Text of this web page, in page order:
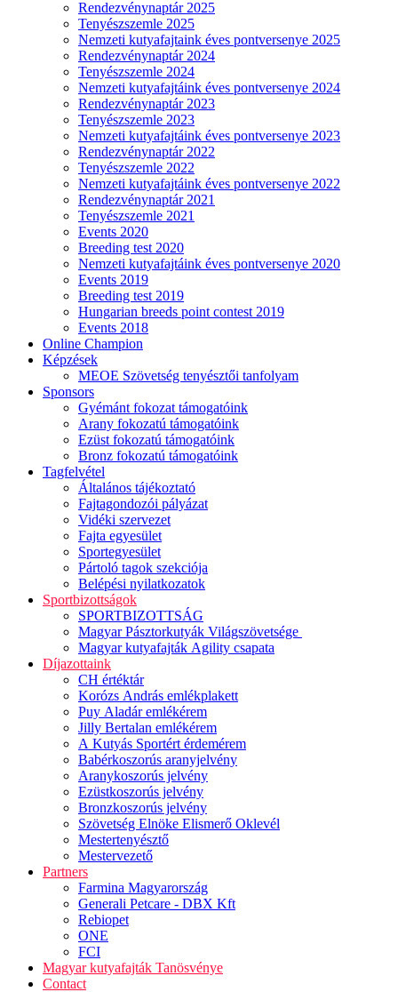
Rendezvénynaptár 2025
Tenyészszemle 2025
Nemzeti kutyafajtaink éves pontversenye 2025
Rendezvénynaptár 2024
Tenyészszemle 2024
Nemzeti kutyafajtáink éves pontversenye 2024
Rendezvénynaptár 2023
Tenyészszemle 2023
Nemzeti kutyafajtáink éves pontversenye 2023
Rendezvénynaptár 2022
Tenyészszemle 2022
Nemzeti kutyafajtáink éves pontversenye 2022
Rendezvénynaptár 2021
Tenyészszemle 2021
Events 2020
Breeding test 2020
Nemzeti kutyafajtáink éves pontversenye 2020
Events 2019
Breeding test 2019
Hungarian breeds point contest 2019
Events 2018
Online Champion
Képzések
MEOE Szövetség tenyésztői tanfolyam
Sponsors
Gyémánt fokozat támogatóink
Arany fokozatú támogatóink
Ezüst fokozatú támogatóink
Bronz fokozatú támogatóink
Tagfelvétel
Általános tájékoztató
Fajtagondozói pályázat
Vidéki szervezet
Fajta egyesület
Sportegyesület
Pártoló tagok szekciója
Belépési nyilatkozatok
Sportbizottságok
SPORTBIZOTTSÁG
Magyar Pásztorkutyák Világszövetsége
Magyar kutyafajták Agility csapata
Díjazottaink
CH értéktár
Korózs András emlékplakett
Puy Aladár emlékérem
Jilly Bertalan emlékérem
A Kutyás Sportért érdemérem
Babérkoszorús aranyjelvény
Aranykoszorús jelvény
Ezüstkoszorús jelvény
Bronzkoszorús jelvény
Szövetség Elnöke Elismerő Oklevél
Mestertenyésztő
Mestervezető
Partners
Farmina Magyarország
Generali Petcare - DBX Kft
Rebiopet
ONE
FCI
Magyar kutyafajták Tanösvénye
Contact